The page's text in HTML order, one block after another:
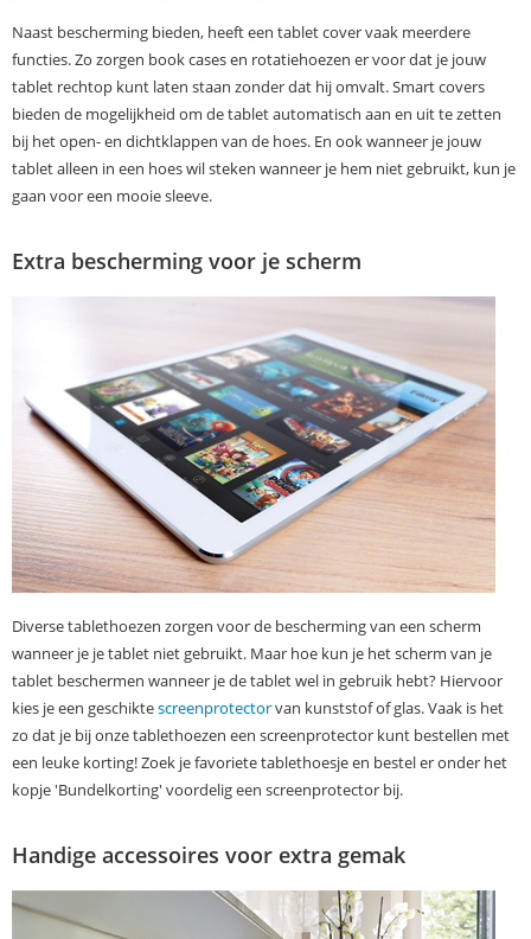
Naast bescherming bieden, heeft een tablet cover vaak meerdere
functies. Zo zorgen book cases en rotatiehoezen er voor dat je jouw
tablet rechtop kunt laten staan zonder dat hij omvalt. Smart covers
bieden de mogelijkheid om de tablet automatisch aan en uit te zetten
bij het open- en dichtklappen van de hoes. En ook wanneer je jouw
tablet alleen in een hoes wil steken wanneer je hem niet gebruikt, kun je
gaan voor een mooie sleeve.
Extra bescherming voor je scherm
Diverse tablethoezen zorgen voor de bescherming van een scherm
wanneer je je tablet niet gebruikt. Maar hoe kun je het scherm van je
tablet beschermen wanneer je de tablet wel in gebruik hebt? Hiervoor
kies je een geschiktescreenprotectorvan kunststof of glas. Vaak is het
zo dat je bij onze tablethoezen een screenprotector kunt bestellen met
een leuke korting! Zoek je favoriete tablethoesje en bestel er onder het
kopje 'Bundelkorting' voordelig een screenprotector bij.
Handige accessoires voor extra gemak